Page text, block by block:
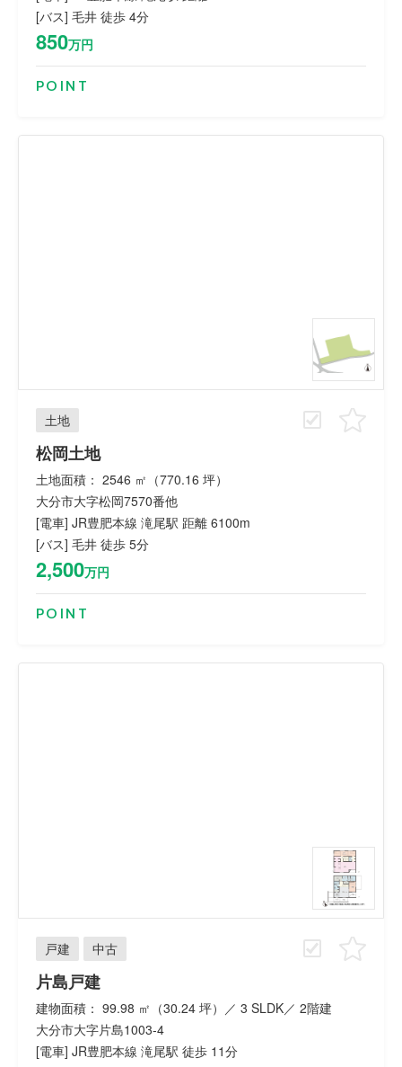
[バス] 毛井 徒歩 4分
850万円
POINT
土地
松岡土地
土地面積： 2546 ㎡（770.16 坪）
大分市大字松岡7570番他
[電車] JR豊肥本線 滝尾駅 距離 6100m
[バス] 毛井 徒歩 5分
2,500万円
POINT
戸建 中古
片島戸建
建物面積： 99.98 ㎡（30.24 坪）／ 3 SLDK／ 2階建
大分市大字片島1003-4
[電車] JR豊肥本線 滝尾駅 徒歩 11分